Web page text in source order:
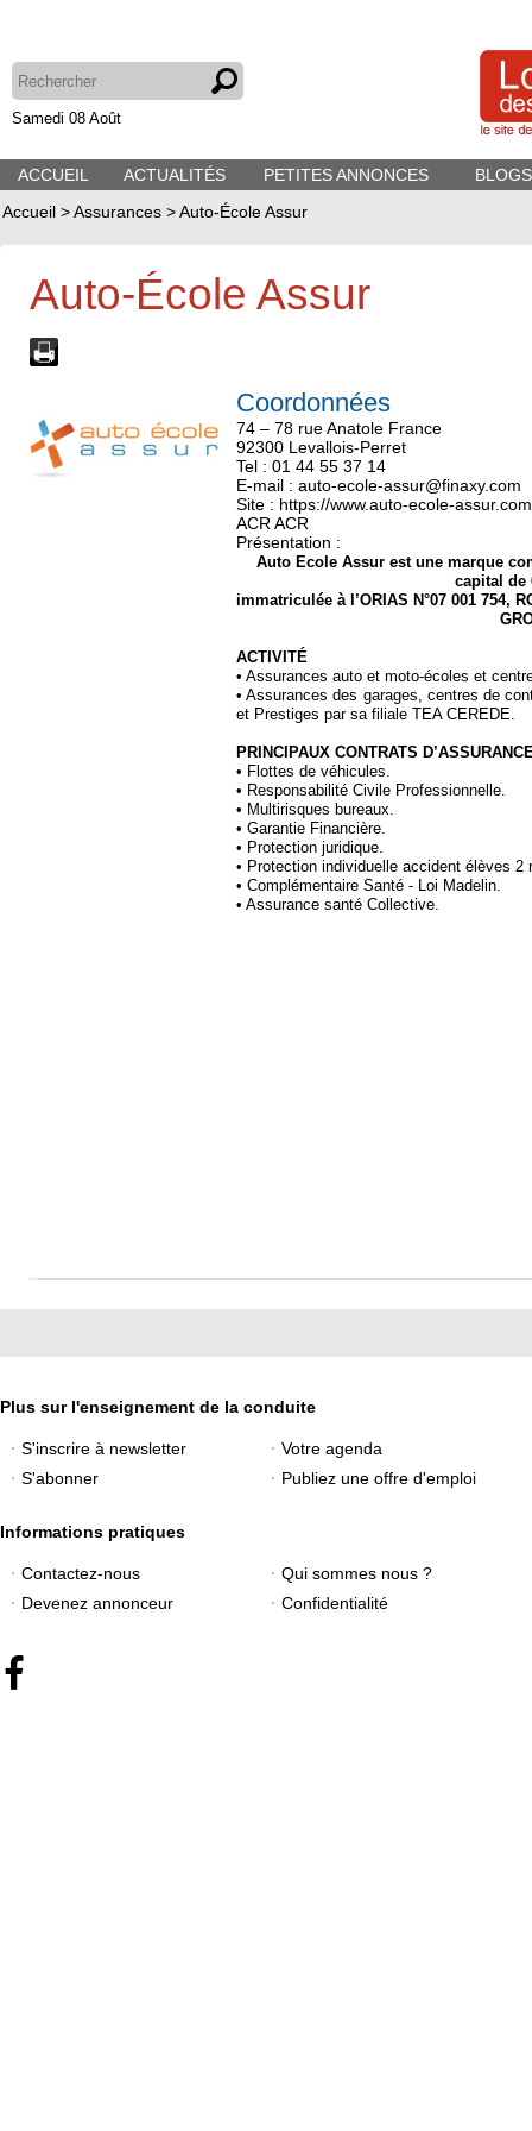
Samedi 08 Août
ACCUEIL ACTUALITÉS PETITES ANNONCES
Accueil >Assurances >Auto-École Assur
Auto-École Assur
Coordonnées
74 – 78 rue Anatole France
92300 Levallois-Perret
Tel : 01 44 55 37 14
E-mail : auto-ecole-assur@finaxy.com
Site : https://www.auto-ecole-
ACR ACR
Présentation :
Auto Ecole Assur est une marque
capital de
immatriculée à l’ORIAS N°07 001 754,
ACTIVITÉ
• Assurances auto et moto-écoles et
• Assurances des garages, centres de
et Prestiges par sa filiale TEA CEREDE.
PRINCIPAUX CONTRATS
• Flottes de véhicules.
• Responsabilité Civile Professionnelle.
• Multirisques bureaux.
• Garantie Financière.
• Protection juridique.
• Protection individuelle accident élèves 2
• Complémentaire Santé - Loi Madelin.
• Assurance santé Collective.
Plus sur l'enseignement de la conduite
S'inscrire à newsletter
Votre agenda
S'abonner
Publiez une offre d'emploi
Informations pratiques
Contactez-nous
Qui sommes nous ?
Devenez annonceur
Confidentialité